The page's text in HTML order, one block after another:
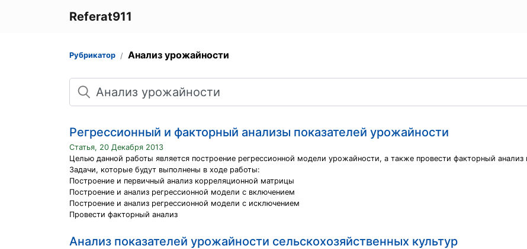
Referat911
Рубрикатор Анализ урожайности
Поиск
Регрессионный и факторный анализы показателей урожайности
Статья, 20 Декабря 2013
Целью данной работы является построение регрессионной модели урожайности, а также провести факторный анализ
Задачи, которые будут выполнены в ходе работы:
Построение и первичный анализ корреляционной матрицы
Построение и анализ регрессионной модели с включением
Построение и анализ регрессионной модели с исключением
Провести факторный анализ
Анализ показателей урожайности сельскохозяйственных культур